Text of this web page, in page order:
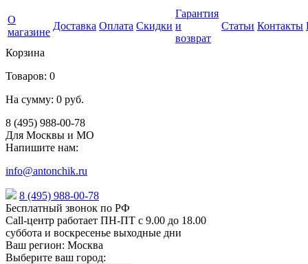
О
магазине
Доставка Оплата Скидки
Гарантия
и
возврат
Статьи Контакты
Корзина
Товаров: 0
На сумму: 0 руб.
8 (495) 988-00-78
Для Москвы и МО
Напишите нам:
info@antonchik.ru
8 (495) 988-00-78
Бесплатный звонок по РФ
Call-центр работает ПН-ПТ с 9.00 до 18.00
суббота и воскресенье выходные дни
Ваш регион: Москва
Выберите ваш город: